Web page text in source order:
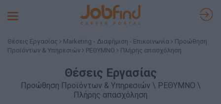
Toggle
Θέσεις Εργασίας Marketing - Διαφήμιση - Επικοινωνία
Προώθηση
Προϊόντων & Υπηρεσιών
ΡΕΘΥΜΝΟ Πλήρης απασχόληση
Θέσεις Εργασίας
Προώθηση Προϊόντων & Υπηρεσιών \ ΡΕΘΥΜΝΟ \
Πλήρης απασχόληση